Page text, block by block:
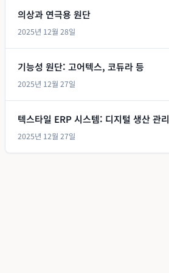
의상과 연극용 원단
2025년 12월 28일
기능성 원단: 고어텍스, 코듀라 등
2025년 12월 27일
텍스타일 ERP 시스템: 디지털 생산 관리
2025년 12월 27일